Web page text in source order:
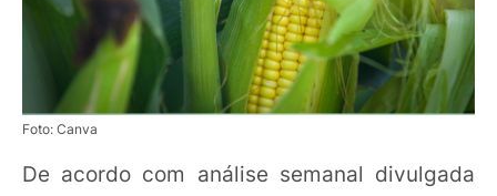
Foto: Canva
De acordo com análise semanal divulgada